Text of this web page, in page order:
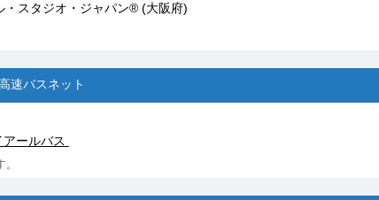
・スタジオ・ジャパン® (大阪府)
速バスネット
ールバス